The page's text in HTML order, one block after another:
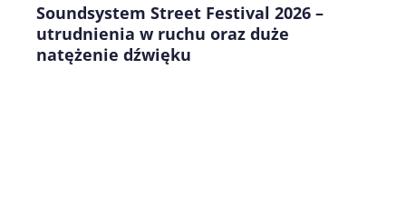
Soundsystem Street Festival 2026 –
utrudnienia w ruchu oraz duże
natężenie dźwięku